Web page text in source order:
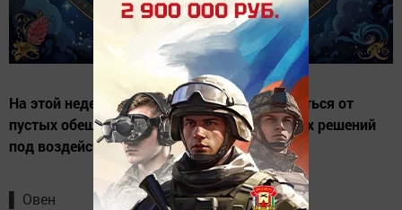
На этой неделе звёзды советуют воздержаться от
пустых обещаний и не принимать серьёзных решений
под воздействием эмоций.
▌ Овен